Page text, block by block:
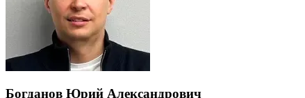
Богданов Юрий Александрович